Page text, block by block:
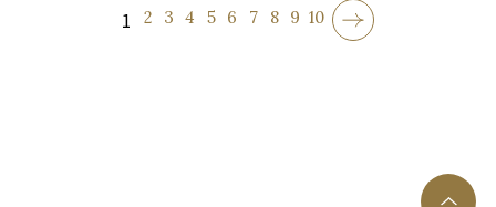
1 2 3 4 5 6 7 8 9 10